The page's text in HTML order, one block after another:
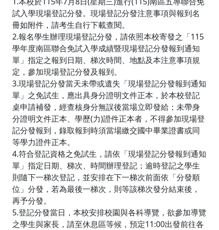
試入學現場登記分發。現場登記分發注意事項與報到名
冊如附件，請考生自行下載查閱。
2.報名學生辦理現場登記分發，請依照本校寄發之「115
學年度南區聯合免試入學成績暨現場登記分發報到通知
單」指定之報到日期、梯次時間、地點及本注意事項規
定，參加現場登記分發及報到。
3.現場登記分發當天未帶或遺失「現場登記分發報到通知
單」之免試生，應出具身分證明文件正本，於本校登記
桌申請補發，經查核身分無誤後當場立即發給；未帶身
分證明文件正本、學歷(力)證件正本者，不得參加現場登
記分發報到，錄取報到時須當場繳交國中畢業證書或同
等學力證件正本。
4.符合登記資格之免試生，請依「現場登記分發報到通知
單」指定日期、梯次、時間辦理登記；逾時登記之學生
則隨下一梯次登記，並安排在下一梯次前面依「分發順
位」分發，若為最後一梯次，則等該梯次發分結束後，
再予分發。
5.登記分發當日，本校安排校園與各科導覽，欲參加導覽
之學生與家長，請至休息區等候，預定11:00出發前往各